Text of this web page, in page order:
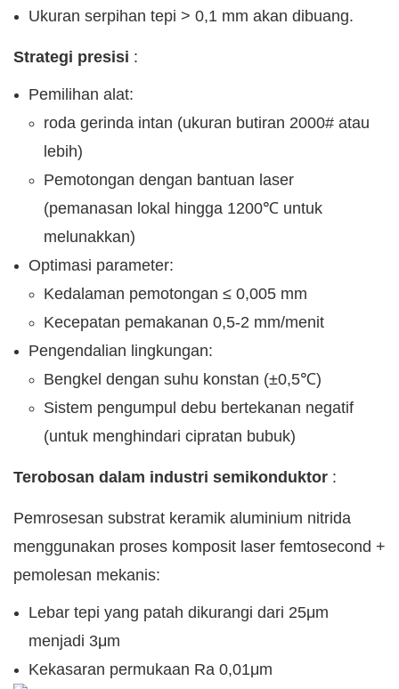
Ukuran serpihan tepi > 0,1 mm akan dibuang.
Strategi presisi :
Pemilihan alat:
roda gerinda intan (ukuran butiran 2000# atau
lebih)
Pemotongan dengan bantuan laser
(pemanasan lokal hingga 1200℃ untuk
melunakkan)
Optimasi parameter:
Kedalaman pemotongan ≤ 0,005 mm
Kecepatan pemakanan 0,5-2 mm/menit
Pengendalian lingkungan:
Bengkel dengan suhu konstan (±0,5℃)
Sistem pengumpul debu bertekanan negatif
(untuk menghindari cipratan bubuk)
Terobosan dalam industri semikonduktor :
Pemrosesan substrat keramik aluminium nitrida
menggunakan proses komposit laser femtosecond +
pemolesan mekanis:
Lebar tepi yang patah dikurangi dari 25μm
menjadi 3μm
Kekasaran permukaan Ra 0,01μm